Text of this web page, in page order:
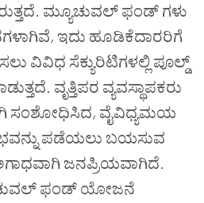
ಮ್ಯೂಚುವಲ್ ಫಂಡ್ ಗಳು
, ಇದು ಹೂಡಿಕೆದಾರರಿಗೆ
ವಿವಿಧ ಸೆಕ್ಯುರಿಟಿಗಳಲ್ಲಿ ಪೂಲ್ಡ್
ವೃತ್ತಿಪರ ವ್ಯವಸ್ಥಾಪಕರು
ಸಂಶೋಧಿಸಿದ, ವೈವಿಧ್ಯಮಯ
ಪಡೆಯಲು ಬಯಸುವ
ಜನಪ್ರಿಯವಾಗಿದೆ.
ಫಂಡ್ ಯೋಜನೆ